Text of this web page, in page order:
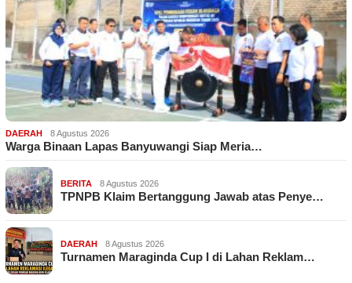
DAERAH 8 Agustus 2026
Warga Binaan Lapas Banyuwangi Siap Meria…
BERITA 8 Agustus 2026
TPNPB Klaim Bertanggung Jawab atas Penye…
DAERAH 8 Agustus 2026
Turnamen Maraginda Cup I di Lahan Reklam…